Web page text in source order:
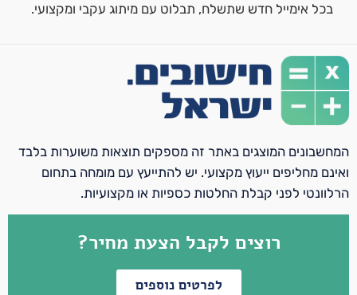
בכל אימייל חדש שתשלח, תבלוט עם מיתוג עקבי ומקצועי.
המחשבונים המוצגים באתר זה מספקים תוצאות משוערות בלבד
ואינם מחליפים ייעוץ מקצועי. יש להתייעץ עם מומחה בתחום
הרלוונטי לפני קבלת החלטות כספיות או מקצועיות.
רוצים לקבל הצעת מחיר?
לפרטים נוספים